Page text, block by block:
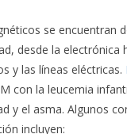
se encuentran
desde la electrónica
y las líneas eléctricas.
con la leucemia
y el asma. Algunos
incluyen: